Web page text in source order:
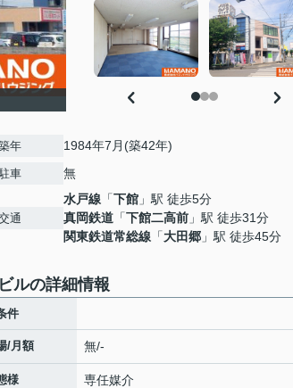
年 1984年7月(築42年)
車 無
通
水戸線 「下館 」駅 徒歩5分
真岡鉄道 「下館二高前 」駅 徒歩31分
関東鉄道常総線 「大田郷 」駅 徒歩45分
ルの詳細情報
件
/月額 無/-
様 専任媒介